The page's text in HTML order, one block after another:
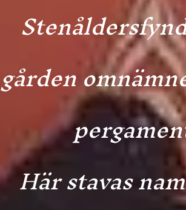
gården
Här stavas